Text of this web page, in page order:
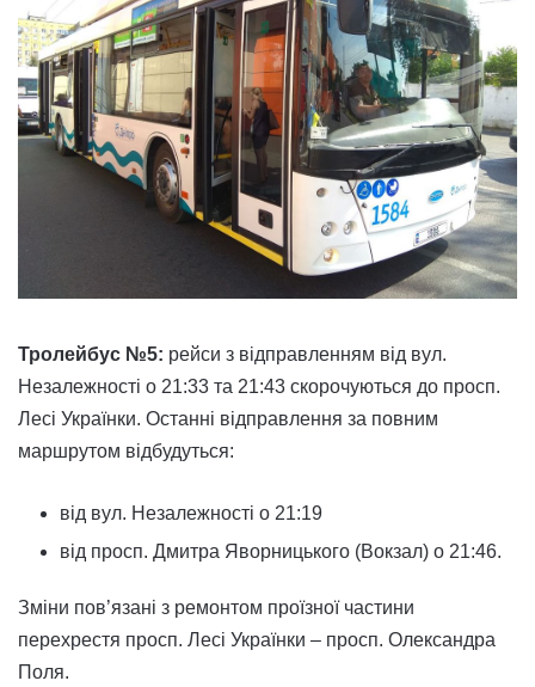
Тролейбус №5: рейси з відправленням від вул.
Незалежності о 21:33 та 21:43 скорочуються до просп.
Лесі Українки. Останні відправлення за повним
маршрутом відбудуться:
від вул. Незалежності о 21:19
від просп. Дмитра Яворницького (Вокзал) о 21:46.
Зміни пов’язані з ремонтом проїзної частини
перехрестя просп. Лесі Українки – просп. Олександра
Поля.